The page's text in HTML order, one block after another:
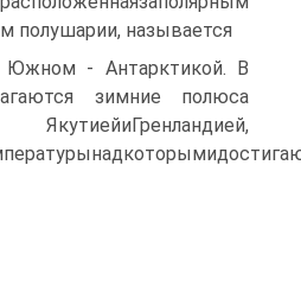
полушарии, называется
Южном - Антарктикой. В
зимние полюса